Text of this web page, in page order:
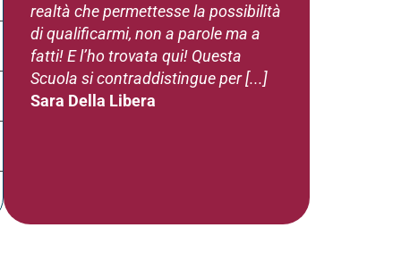
realtà che permettesse la possibilità
di qualificarmi, non a parole ma a
fatti! E l’ho trovata qui! Questa
Scuola si contraddistingue per [...]
Sara Della Libera